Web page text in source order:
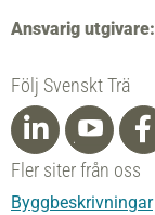
Ansvarig utgivare:
Följ Svenskt Trä
Fler siter från oss
Byggbeskrivningar